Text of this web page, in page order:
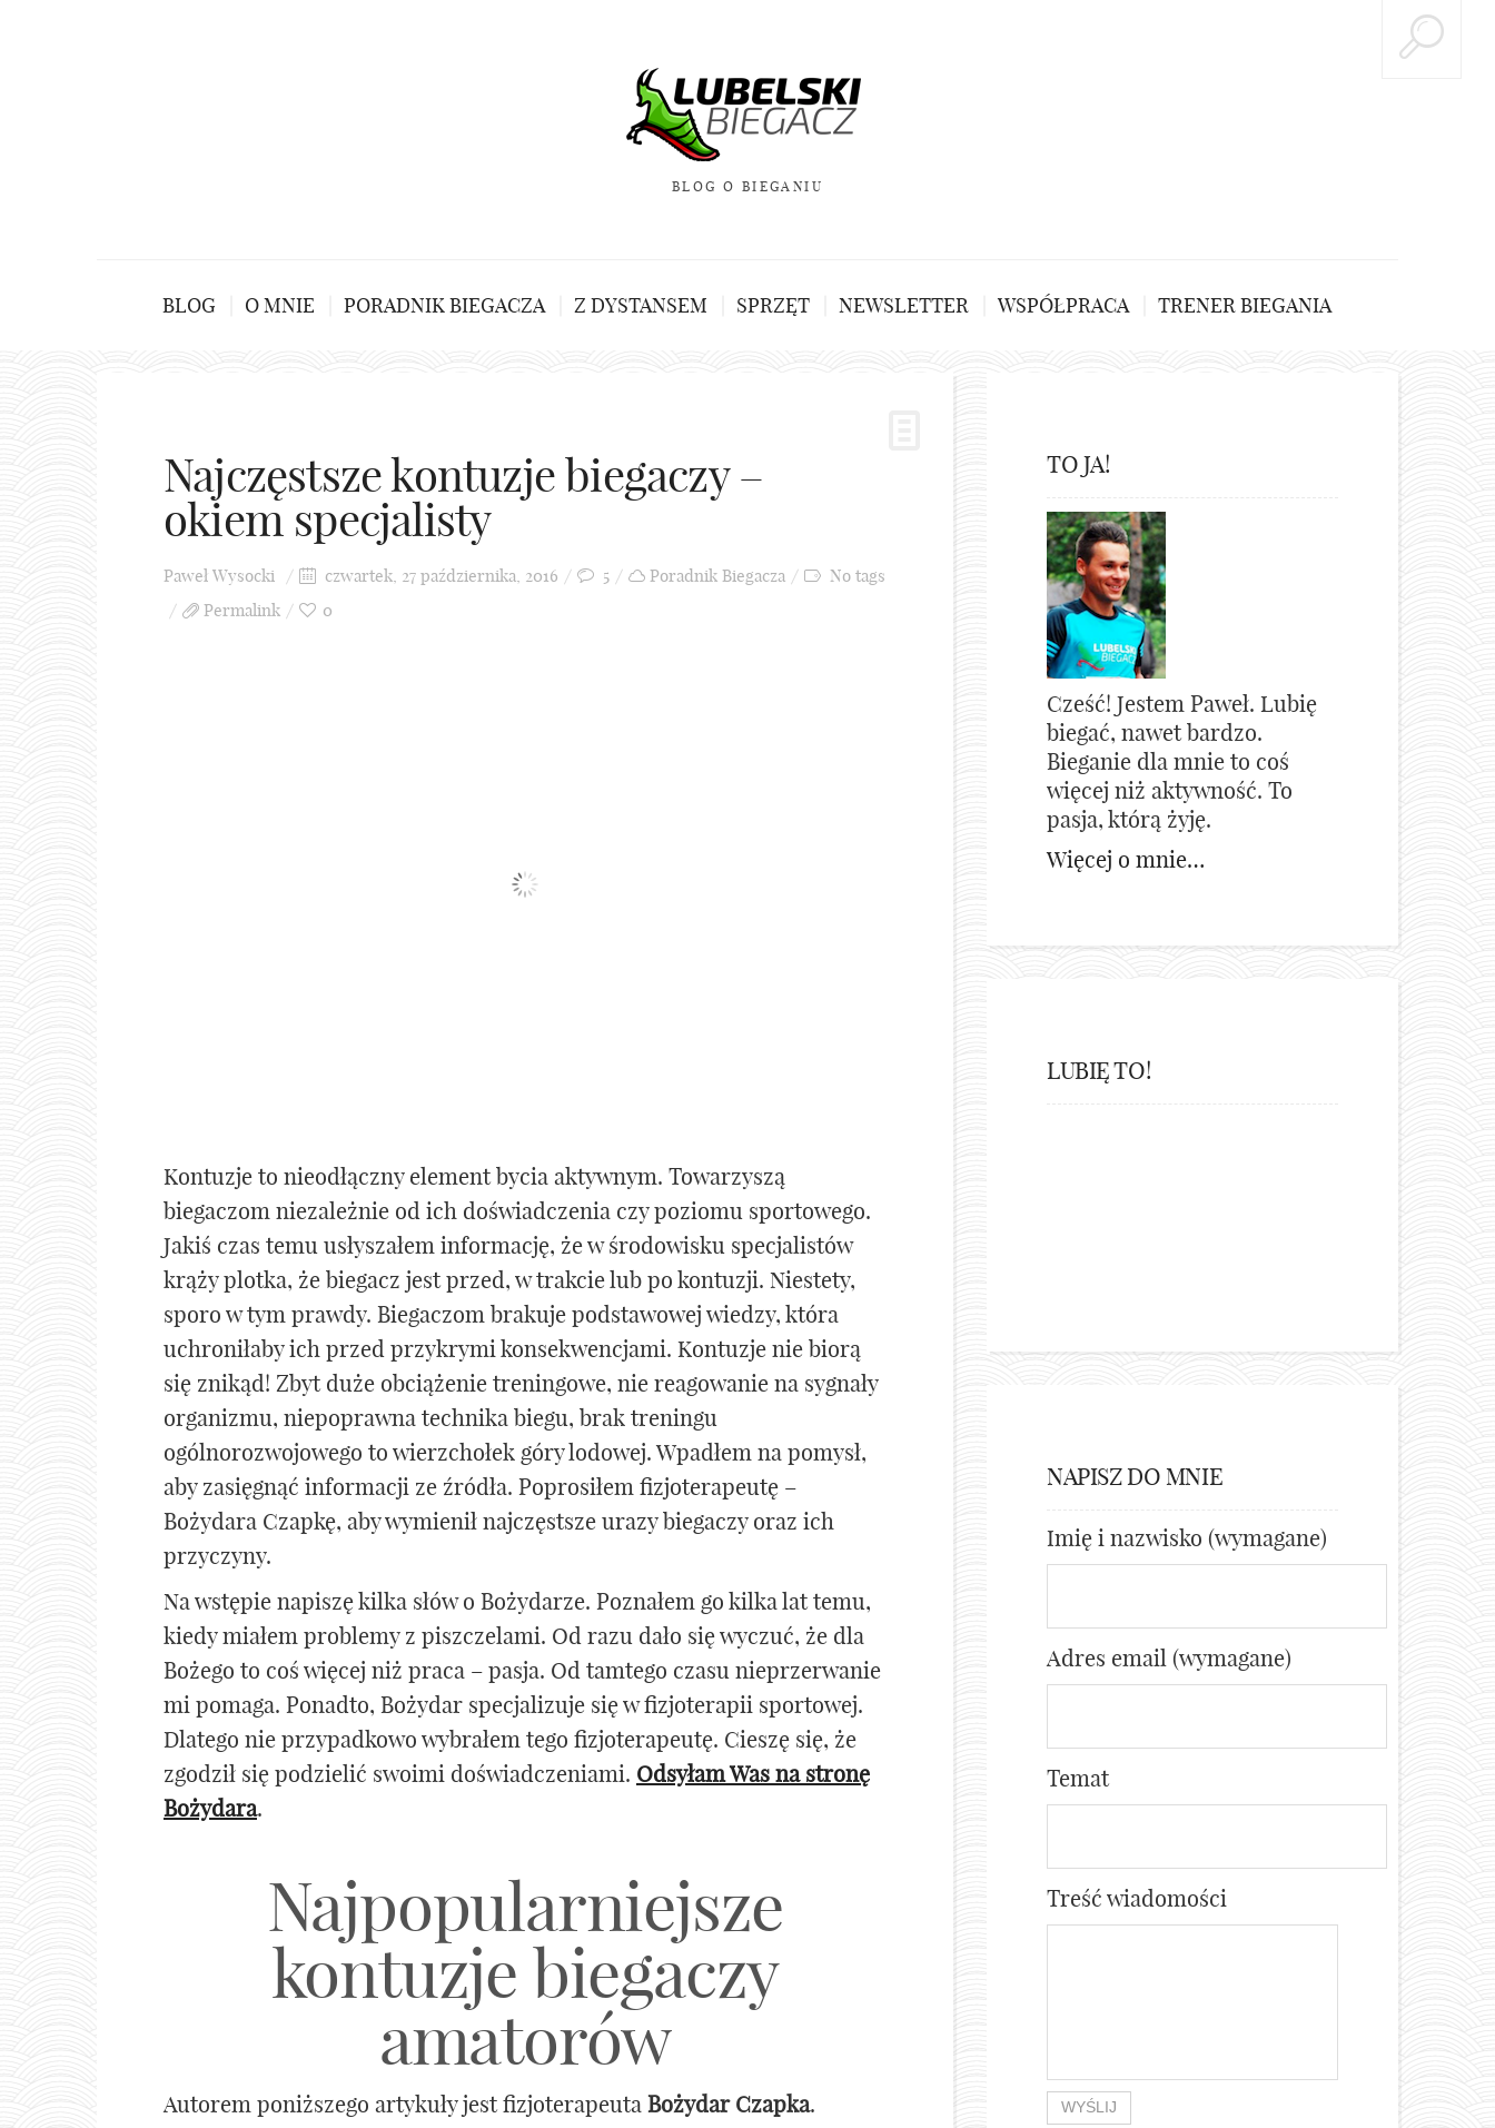
BLOG O BIEGANIU
BLOG O MNIE PORADNIK BIEGACZA Z DYSTANSEM SPRZĘT NEWSLETTER WSPÓŁPRACA TRENER BIEGANIA
Najczęstsze kontuzje biegaczy –
okiem specjalisty
Paweł Wysocki czwartek, 27 października, 2016 5 Poradnik Biegacza
No tags
Permalink
0
Kontuzje to nieodłączny element bycia aktywnym. Towarzyszą
biegaczom niezależnie od ich doświadczenia czy poziomu sportowego.
Jakiś czas temu usłyszałem informację, że w środowisku specjalistów
krąży plotka, że biegacz jest przed, w trakcie lub po kontuzji. Niestety,
sporo w tym prawdy. Biegaczom brakuje podstawowej wiedzy, która
uchroniłaby ich przed przykrymi konsekwencjami. Kontuzje nie biorą
się znikąd! Zbyt duże obciążenie treningowe, nie reagowanie na sygnały
organizmu, niepoprawna technika biegu, brak treningu
ogólnorozwojowego to wierzchołek góry lodowej. Wpadłem na pomysł,
aby zasięgnąć informacji ze źródła. Poprosiłem fizjoterapeutę –
Bożydara Czapkę, aby wymienił najczęstsze urazy biegaczy oraz ich
przyczyny.
Na wstępie napiszę kilka słów o Bożydarze. Poznałem go kilka lat temu,
kiedy miałem problemy z piszczelami. Od razu dało się wyczuć, że dla
Bożego to coś więcej niż praca – pasja. Od tamtego czasu nieprzerwanie
mi pomaga. Ponadto, Bożydar specjalizuje się w fizjoterapii sportowej.
Dlatego nie przypadkowo wybrałem tego fizjoterapeutę. Cieszę się, że
zgodził się podzielić swoimi doświadczeniami. Odsyłam Was na stronę
Bożydara.
Najpopularniejsze
kontuzje biegaczy
amatorów
Autorem poniższego artykuły jest fizjoterapeuta Bożydar Czapka.
TO JA!
Cześć! Jestem Paweł. Lubię
biegać, nawet bardzo.
Bieganie dla mnie to coś
więcej niż aktywność. To
pasja, którą żyję.
Więcej o mnie…
LUBIĘ TO!
NAPISZ DO MNIE
Imię i nazwisko (wymagane)
Adres email (wymagane)
Temat
Treść wiadomości